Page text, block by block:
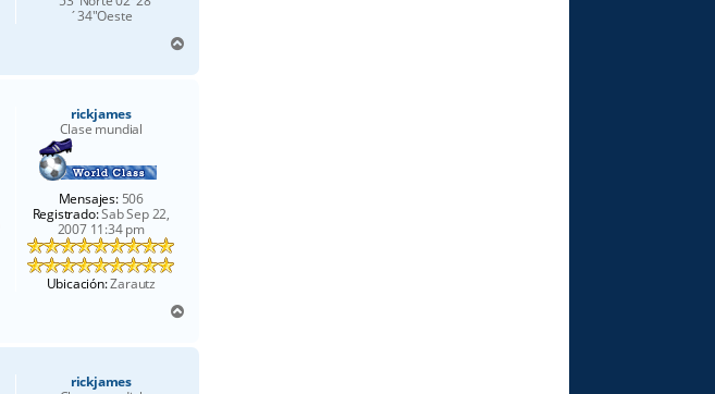
´34"Oeste
r
rickjames
Clase mundial
Mensajes:506
Registrado:Sab Sep 22,
2007 11:34 pm
Ubicación:Zarautz
r
rickjames